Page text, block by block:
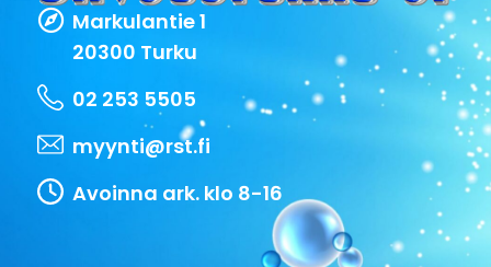
Markulantie 1
20300 Turku
02 253 5505
myynti@rst.fi
Avoinna ark. klo 8-16